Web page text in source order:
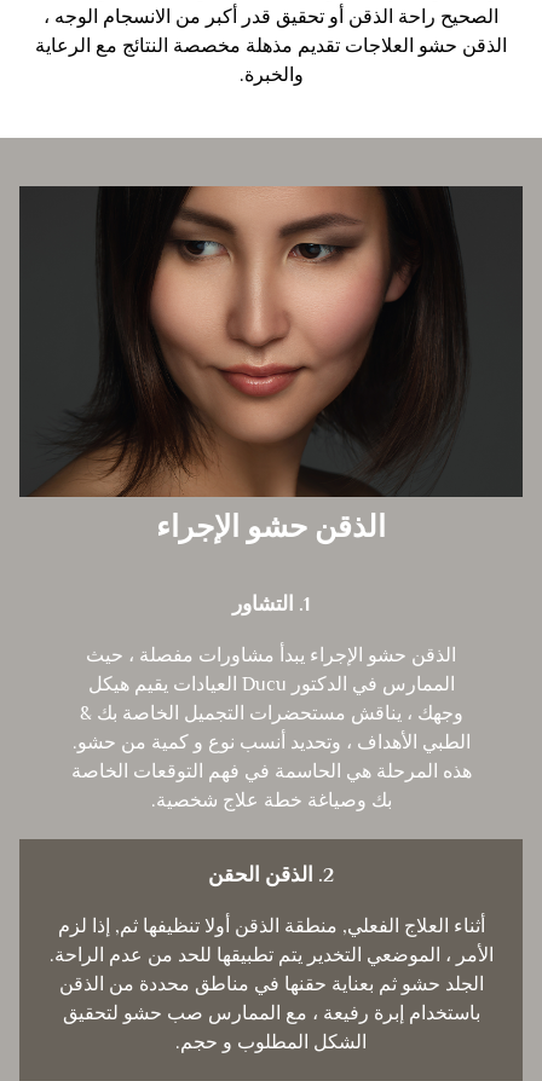
الصحيح راحة الذقن أو تحقيق قدر أكبر من الانسجام الوجه ،
الذقن حشو العلاجات تقديم مذهلة مخصصة النتائج مع الرعاية
والخبرة.
الذقن حشو الإجراء
1. التشاور
الذقن حشو الإجراء يبدأ مشاورات مفصلة ، حيث
الممارس في الدكتور Ducu العيادات يقيم هيكل
وجهك ، يناقش مستحضرات التجميل الخاصة بك &
الطبي الأهداف ، وتحديد أنسب نوع و كمية من حشو.
هذه المرحلة هي الحاسمة في فهم التوقعات الخاصة
بك وصياغة خطة علاج شخصية.
2. الذقن الحقن
أثناء العلاج الفعلي, منطقة الذقن أولا تنظيفها ثم, إذا لزم
الأمر ، الموضعي التخدير يتم تطبيقها للحد من عدم الراحة.
الجلد حشو ثم بعناية حقنها في مناطق محددة من الذقن
باستخدام إبرة رفيعة ، مع الممارس صب حشو لتحقيق
الشكل المطلوب و حجم.